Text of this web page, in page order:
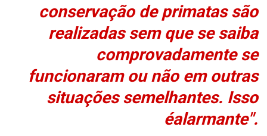
conservação de primatas são
realizadas sem que se saiba
comprovadamente se
funcionaram ou não em outras
situações semelhantes. Isso
éalarmante".